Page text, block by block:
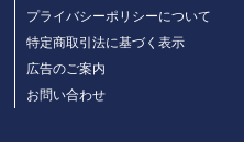
プライバシーポリシーについて
特定商取引法に基づく表示
広告のご案内
お問い合わせ